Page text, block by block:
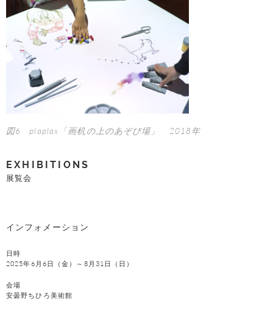
図6 plaplax「画机の上のあぞび場」 2018年
EXHIBITIONS
展覧会
インフォメーション
日時
2025年6月6日（金）～8月31日（日）
会場
安曇野ちひろ美術館